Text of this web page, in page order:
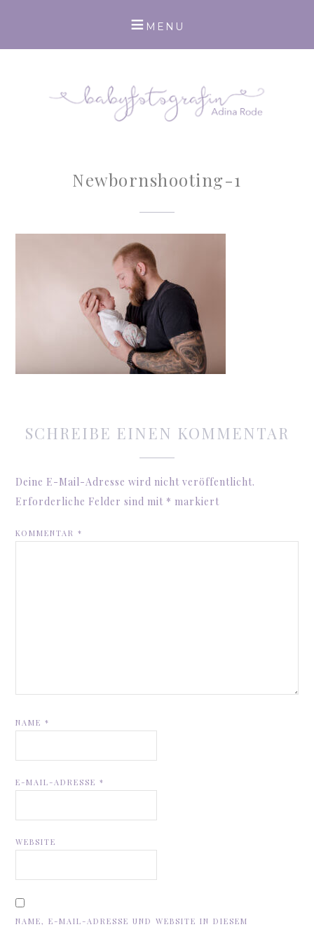
Newbornshooting-1
SCHREIBE EINEN KOMMENTAR
Deine E-Mail-Adresse wird nicht veröffentlicht.
Erforderliche Felder sind mit * markiert
KOMMENTAR*
NAME*
E-MAIL-ADRESSE*
WEBSITE
NAME, E-MAIL-ADRESSE UND WEBSITE IN DIESEM